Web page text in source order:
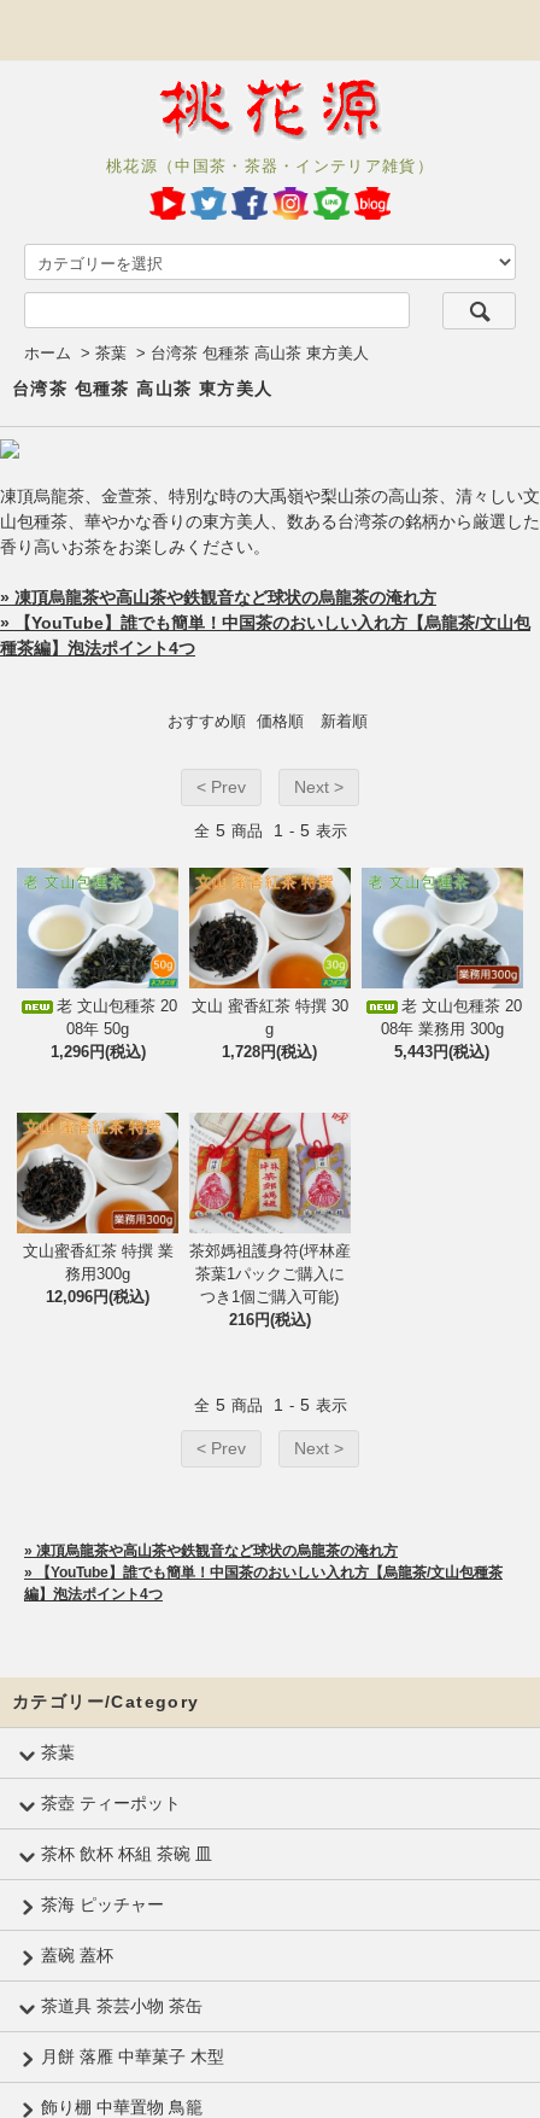
桃花源（中国茶・茶器・インテリア雑貨）
ホーム > 茶葉 > 台湾茶 包種茶 高山茶 東方美人
台湾茶 包種茶 高山茶 東方美人
凍頂烏龍茶、金萱茶、特別な時の大禹嶺や梨山茶の高山茶、清々しい文
山包種茶、華やかな香りの東方美人、数ある台湾茶の銘柄から厳選した
香り高いお茶をお楽しみください。
» 凍頂烏龍茶や高山茶や鉄観音など球状の烏龍茶の淹れ方
» 【YouTube】誰でも簡単！中国茶のおいしい入れ方【烏龍茶/文山包
種茶編】泡法ポイント4つ
おすすめ順 価格順 新着順
< Prev Next >
全 5 商品 1 - 5 表示
老 文山包種茶 20
08年 50g
1,296円(税込)
文山 蜜香紅茶 特撰 30
g
1,728円(税込)
老 文山包種茶 20
08年 業務用 300g
5,443円(税込)
文山蜜香紅茶 特撰 業
務用300g
12,096円(税込)
茶郊媽祖護身符(坪林産
茶葉1パックご購入に
つき1個ご購入可能)
216円(税込)
全 5 商品 1 - 5 表示
< Prev Next >
» 凍頂烏龍茶や高山茶や鉄観音など球状の烏龍茶の淹れ方
» 【YouTube】誰でも簡単！中国茶のおいしい入れ方【烏龍茶/文山包種茶
編】泡法ポイント4つ
カテゴリー/Category
茶葉
茶壺 ティーポット
茶杯 飲杯 杯組 茶碗 皿
茶海 ピッチャー
蓋碗 蓋杯
茶道具 茶芸小物 茶缶
月餅 落雁 中華菓子 木型
飾り棚 中華置物 鳥籠